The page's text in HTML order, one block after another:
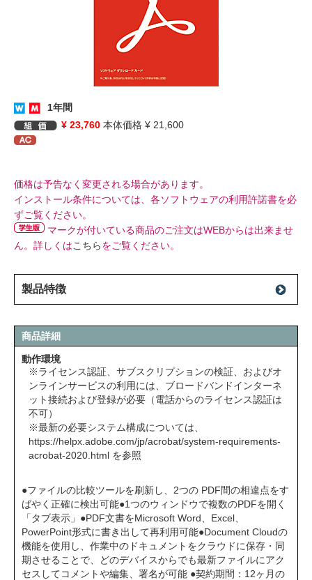
1年間
¥ 23,760 本体価格 ¥ 21,600
価格は予告なく変更される場合があります。
インストール条件については、各ソフトウェアの利用許諾書を必
ずご覧ください。
マークが付いている商品のご注文はWEBからは出来ませ
ん。詳しくはこちらをご覧ください。
製品特徴
商品詳細
動作環境
※ライセンス認証、サブスクリプションの検証、およびオ
ンラインサービスの利用には、ブロードバンドインターネ
ット接続および登録が必要（電話からのライセンス認証は
不可）
※最新の必要システム構成については、
https://helpx.adobe.com/jp/acrobat/system-requirements-
acrobat-2020.html を参照
●ファイルの比較ツールを刷新し、2つの PDF間の相違点をす
ばやく正確に検出可能●1つのウィンドウで複数のPDFを開く
「タブ表示」●PDF文書をMicrosoft Word、Excel、
PowerPoint形式に書き出して再利用可能●Document Cloudの
機能を使用し、作業中のドキュメントをクラウドに保存・同
期させることで、どのデバイスからでも最新ファイルにアク
セスしてコメントや編集、署名が可能 ●契約期間：12ヶ月の